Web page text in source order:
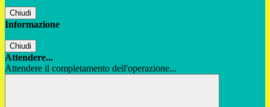
Chiudi
Informazione
Chiudi
Attendere...
Attendere il completamento dell'operazione...